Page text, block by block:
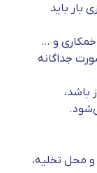
بار باید
خمکاری و …
جداگانه
باشد،
محل تخلیه،